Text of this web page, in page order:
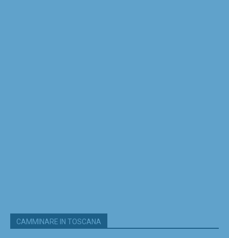
CAMMINARE IN TOSCANA